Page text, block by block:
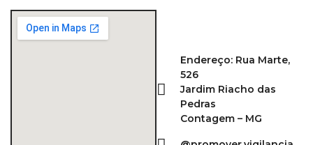
Endereço: Rua Marte,
526
Jardim Riacho das
Pedras
Contagem – MG